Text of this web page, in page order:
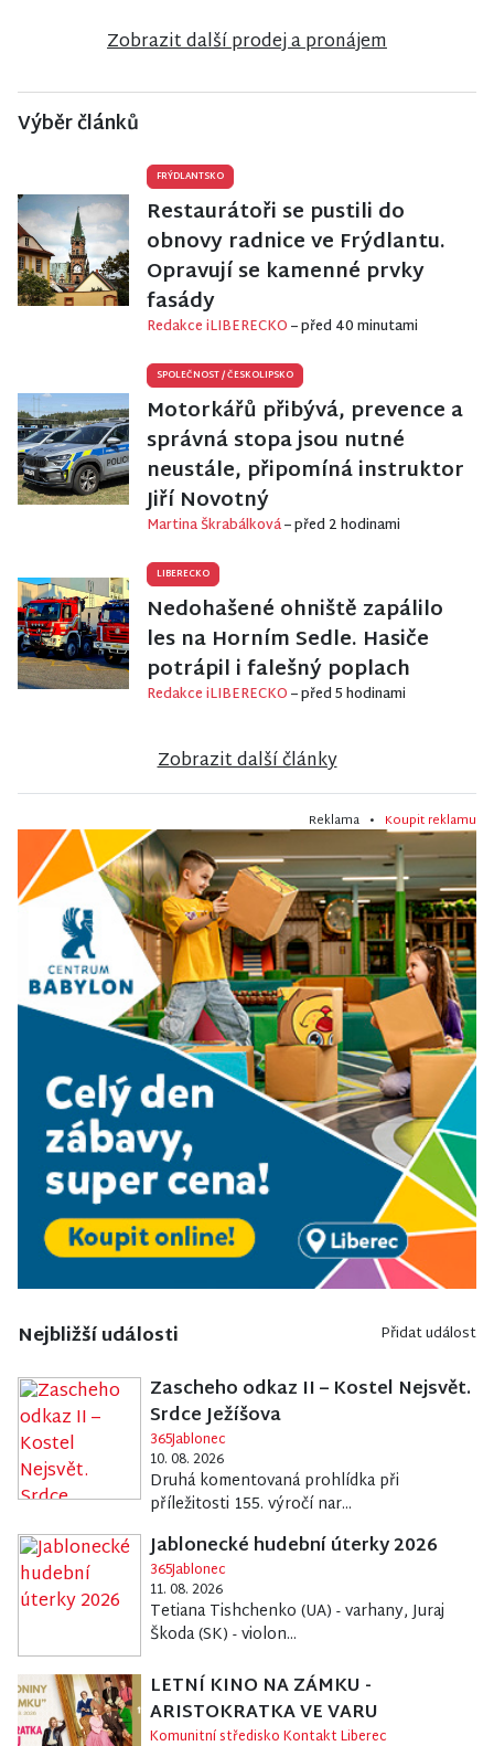
Zobrazit další prodej a pronájem
Výběr článků
FRÝDLANTSKO
Restaurátoři se pustili do
obnovy radnice ve Frýdlantu.
Opravují se kamenné prvky
fasády
Redakce iLIBERECKO– před 40 minutami
SPOLEČNOST/ČESKOLIPSKO
Motorkářů přibývá, prevence a
správná stopa jsou nutné
neustále, připomíná instruktor
Jiří Novotný
Martina Škrabálková– před 2 hodinami
LIBERECKO
Nedohašené ohniště zapálilo
les na Horním Sedle. Hasiče
potrápil i falešný poplach
Redakce iLIBERECKO– před 5 hodinami
Zobrazit další články
Reklama • Koupit reklamu
Nejbližší události Přidat událost
Zascheho odkaz II – Kostel Nejsvět.
Srdce Ježíšova
365Jablonec
10. 08. 2026
Druhá komentovaná prohlídka při
příležitosti 155. výročí nar...
Jablonecké hudební úterky 2026
365Jablonec
11. 08. 2026
Tetiana Tishchenko (UA) - varhany, Juraj
Škoda (SK) - violon...
LETNÍ KINO NA ZÁMKU -
ARISTOKRATKA VE VARU
Komunitní středisko Kontakt Liberec